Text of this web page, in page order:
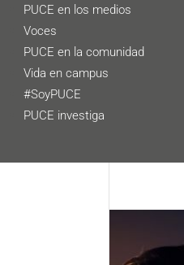
PUCE en los medios
Voces
PUCE en la comunidad
Vida en campus
#SoyPUCE
PUCE investiga